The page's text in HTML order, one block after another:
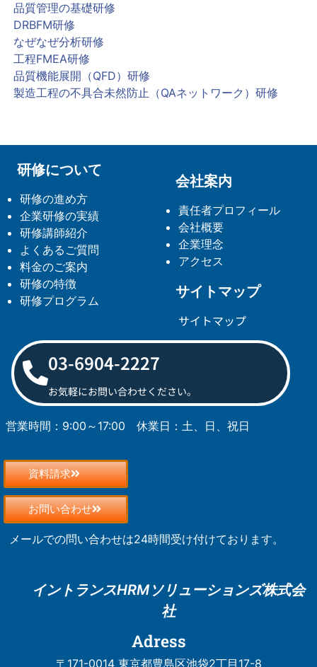
品質管理の基礎研修
DRBFM研修
なぜなぜ分析研修
工程FMEA研修
品質機能展開（QFD）研修
製造工程の不具合未然防止（QAネットワーク）研修
研修について
研修の進め方
企業研修の実績
研修講師紹介
よくあるご質問
料金のご案内
研修の特徴
研修プログラム
会社案内
責任者プロフィール
会社概要
企業理念
アクセス
サイトマップ
サイトマップ
03-6904-2227
お気軽にお問い合わせください。
営業時間：9:00～17:00 休業日：土、日、祝日
資料請求
お問い合わせ
メールでの問い合わせは24時間受け付けております。
イントランスHRM ソリューションズ株式会
社
Adress
〒171-0014 東京都豊島区池袋2丁目17-8